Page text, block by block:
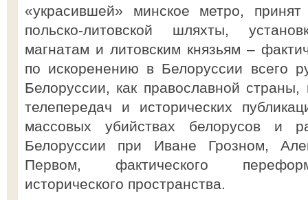
«украсившей» минское метро,
польско-литовской шляхты,
магнатам и литовским князьям –
по искоренению в Белоруссии всего
Белоруссии, как православной
телепередач и исторических
массовых убийствах белорусов и
Белоруссии при Иване Грозном,
Первом, фактического
исторического пространства.